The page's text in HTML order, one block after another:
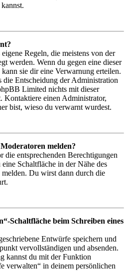
Regeln, die meistens von der
werden. Wenn du gegen eine dieser
sie dir eine Verwarnung erteilen.
die Entscheidung der Administration
Limited nichts mit dieser
Kontaktiere einen Administrator,
bist, wieso du verwarnt wurdest.
melden?
die entsprechenden Berechtigungen
Schaltfläche in der Nähe des
melden. Du wirst dann durch die
Schaltfläche beim Schreiben eines
Entwürfe speichern und
vervollständigen und absenden.
kannst du mit der Funktion
verwalten“ in deinem persönlichen